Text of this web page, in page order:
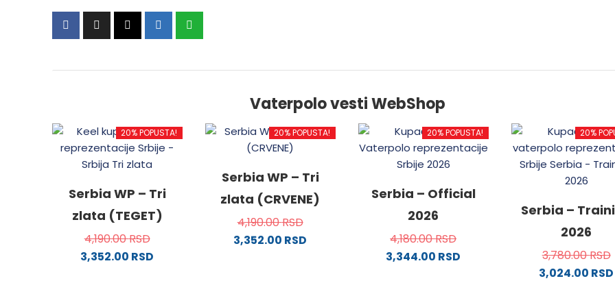
Vaterpolo vesti WebShop
20% POPUSTA!
Serbia WP – Tri
zlata (TEGET)
4,190.00RSD
3,352.00 RSD
20% POPUSTA!
Serbia WP – Tri
zlata (CRVENE)
4,190.00RSD
3,352.00 RSD
20% POPUSTA!
Serbia – Official
2026
4,180.00RSD
3,344.00 RSD
20%
Serbia –
2026
3,780.00RSD
3,024.00 RSD